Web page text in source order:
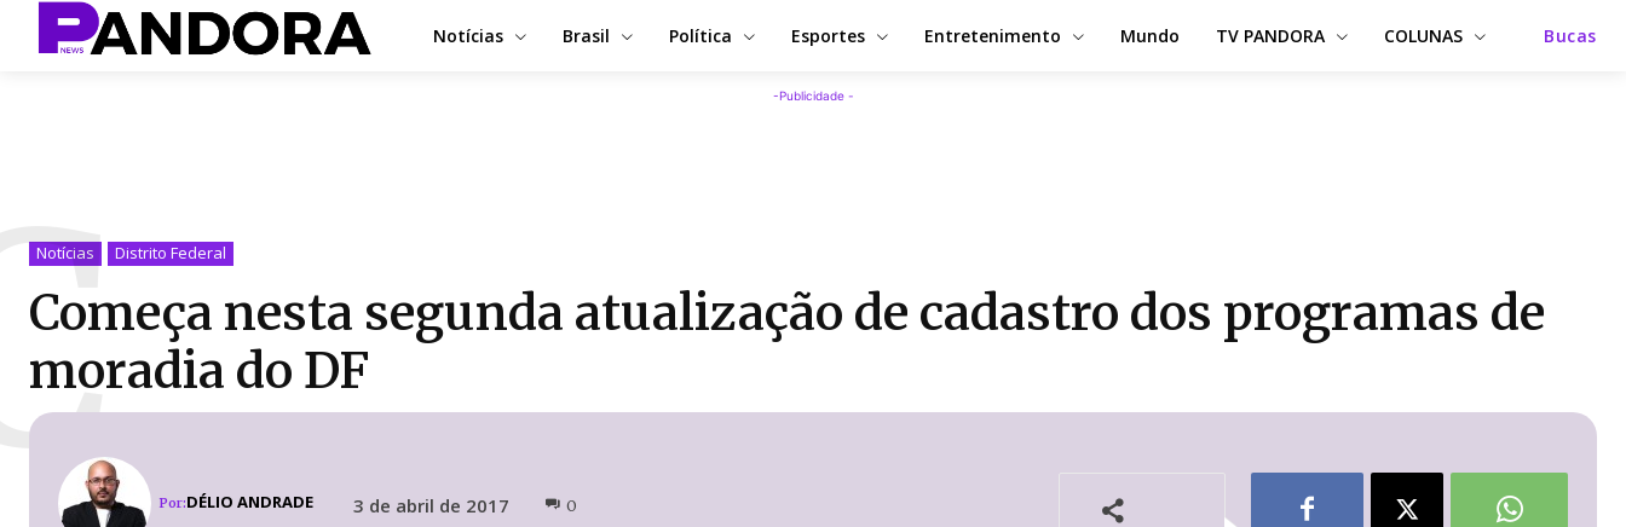
Notícias Brasil Política Esportes Entretenimento Mundo TV PANDORA COLUNAS Bucas
-Publicidade -
Notícias Distrito Federal
Começa nesta segunda atualização de cadastro dos programas de
moradia do DF
Por:DÉLIO ANDRADE 3 de abril de 2017 0